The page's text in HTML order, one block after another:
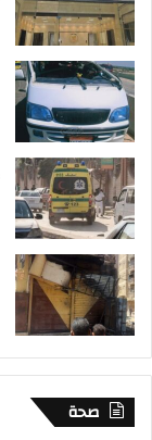
صحة